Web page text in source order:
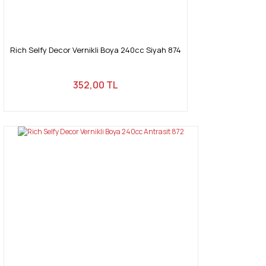
Rich Selfy Decor Vernikli Boya 240cc Siyah 874
352,00 TL